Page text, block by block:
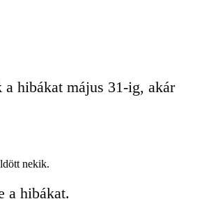
hibákat május 31-ig, akár
nekik.
a hibákat.